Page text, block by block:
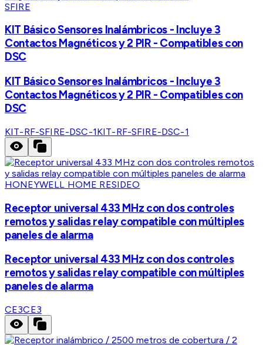
SFIRE
KIT Básico Sensores Inalámbricos - Incluye 3
Contactos Magnéticos y 2 PIR - Compatibles con
DSC
KIT Básico Sensores Inalámbricos - Incluye 3
Contactos Magnéticos y 2 PIR - Compatibles con
DSC
KIT-RF-SFIRE-DSC-1KIT-RF-SFIRE-DSC-1
HONEYWELL HOME RESIDEO
Receptor universal 433 MHz con dos controles
remotos y salidas relay compatible con múltiples
paneles de alarma
Receptor universal 433 MHz con dos controles
remotos y salidas relay compatible con múltiples
paneles de alarma
CE3CE3